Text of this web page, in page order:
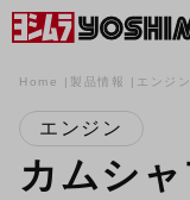
Home 製品情報 エンジン
エンジン
カムシ